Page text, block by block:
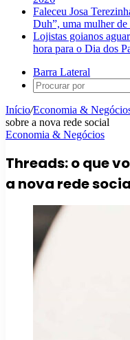
Faleceu Josa
Duh”, uma mulher
Lojistas goianos
hora para o Dia dos
Barra Lateral
Início/Economia &
sobre a nova rede social
Economia & Negócios
Threads: o que
a nova rede